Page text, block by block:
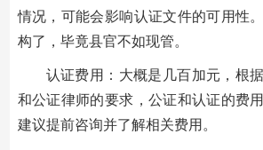
情况，可能会影响认证文件的可用性
构了，毕竟县官不如现管。
认证费用：大概是几百加元，根
和公证律师的要求，公证和认证的费
建议提前咨询并了解相关费用。